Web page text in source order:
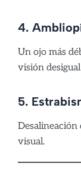
4.
Un ojo más
visión
5.
Desalineación
visual.